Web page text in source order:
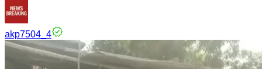
akp7504_4